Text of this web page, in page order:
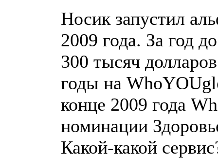
Носик запустил
2009 года. За год
300 тысяч
годы на
конце 2009 года
номинации
Какой-какой